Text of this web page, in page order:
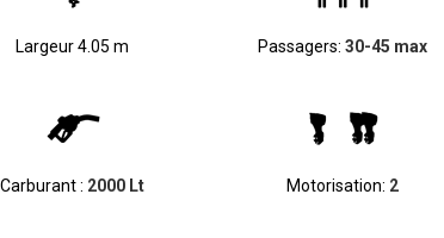
Largeur 4.05 m
Carburant : 2000 Lt
Passagers: 30-45 max
Motorisation: 2